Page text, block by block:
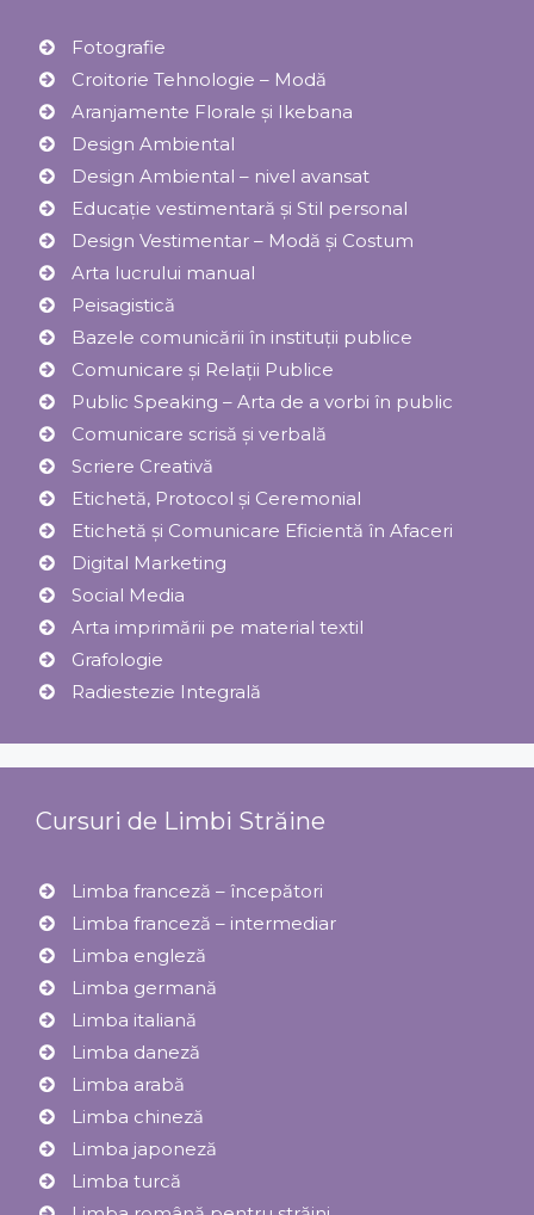
Fotografie
Croitorie Tehnologie – Modă
Aranjamente Florale şi Ikebana
Design Ambiental
Design Ambiental – nivel avansat
Educație vestimentară și Stil personal
Design Vestimentar – Modă şi Costum
Arta lucrului manual
Peisagistică
Bazele comunicării în instituții publice
Comunicare și Relaţii Publice
Public Speaking – Arta de a vorbi în public
Comunicare scrisă și verbală
Scriere Creativă
Etichetă, Protocol şi Ceremonial
Etichetă și Comunicare Eficientă în Afaceri
Digital Marketing
Social Media
Arta imprimării pe material textil
Grafologie
Radiestezie Integrală
Cursuri de Limbi Străine
Limba franceză – începători
Limba franceză – intermediar
Limba engleză
Limba germană
Limba italiană
Limba daneză
Limba arabă
Limba chineză
Limba japoneză
Limba turcă